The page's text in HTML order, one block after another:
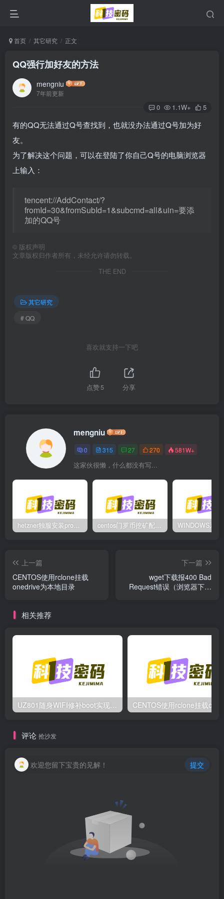
首页 其它研究 正文
QQ强行加好友的方法
mengniu
7年前更新
0 1.1W+ 5
有的QQ无法通过Q号查找到，也就没办法通过Q号加为好
友。
为了解决这个问题，可以在登陆了你自己Q号的电脑浏览器
上输入：
tencent://AddContact/?
fromId=30&fromSubId=1&subcmd=all&uin=要添
加的QQ号
© 版权声明
文章版权归作者所有，未经允许请勿转载。
THE END
其它研究
# QQ
喜欢就支持一下吧
点赞5 分享
mengniu
0 315 27 270 581W+
这家伙很懒，什么都没有写...
hetzner独服安装proxmox后，配置NAT网络（为单IP创建多个虚拟机做准备） centos门罗币挖矿配置过程
上一篇
CENTOS使用rclone挂载
onedrive为本地目录
下一篇
wget下载报400 Bad
Request错误（浏览器下载
相关推荐
UZ801随身WIFI修补boot实现root的方法
评论 抢沙发
欢迎您留下宝贵的见解！ 提交